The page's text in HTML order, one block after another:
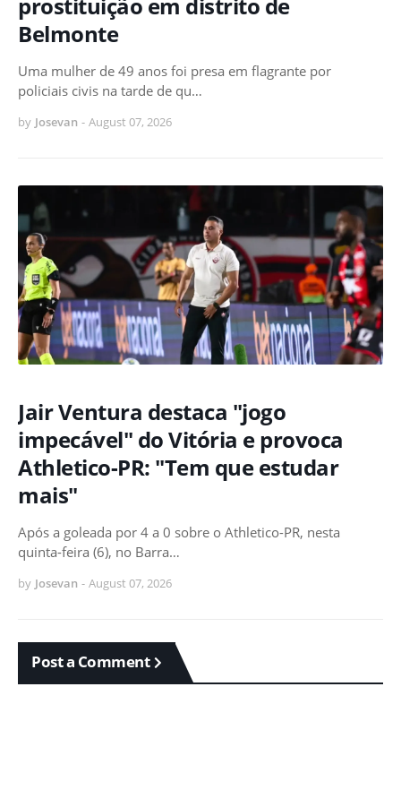
prostituição em distrito de
Belmonte
Uma mulher de 49 anos foi presa em flagrante por
policiais civis na tarde de qu…
by Josevan - August 07, 2026
Jair Ventura destaca "jogo
impecável" do Vitória e provoca
Athletico-PR: "Tem que estudar
mais"
Após a goleada por 4 a 0 sobre o Athletico-PR, nesta
quinta-feira (6), no Barra…
by Josevan - August 07, 2026
Post a Comment